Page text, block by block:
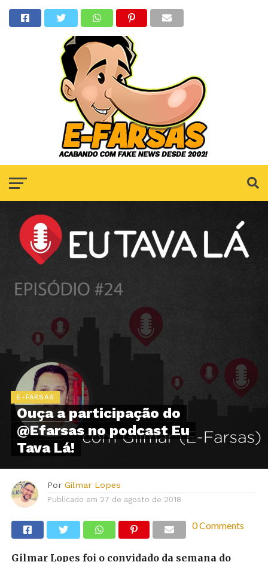
E-FARSAS
Ouça a participação do
@Efarsas no podcast Eu
Tava Lá!
Por Gilmar Lopes
Publicado em 27 de agosto de 2018
0 Comments
Gilmar Lopes foi o convidado da semana do